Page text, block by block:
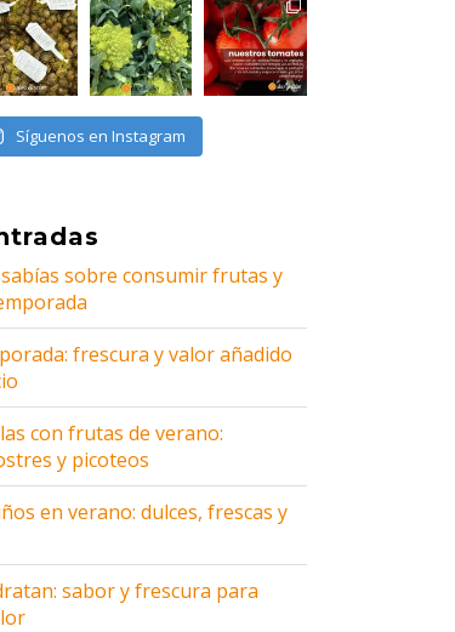
Síguenos en Instagram
sobre consumir frutas y
frescura y valor añadido
con frutas de verano:
y picoteos
en verano: dulces, frescas y
sabor y frescura para